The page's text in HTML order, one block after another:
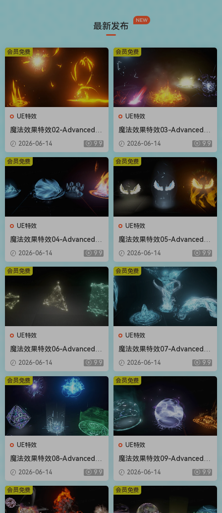
最新发布
NEW
UE特效
魔法效果特效02-Advanced M
agic FX 02
2026-06-14 9.9
会员免费
UE特效
魔法效果特效03-Advanced M
agic FX 03
2026-06-14 9.9
会员免费
UE特效
魔法效果特效04-Advanced M
agic FX 04
2026-06-14 9.9
会员免费
UE特效
魔法效果特效05-Advanced M
agic FX 05
2026-06-14 9.9
会员免费
UE特效
魔法效果特效06-Advanced M
agic FX 06
2026-06-14 9.9
会员免费
UE特效
魔法效果特效07-Advanced M
agic FX 07
2026-06-14 9.9
会员免费
UE特效
魔法效果特效08-Advanced M
agic FX 08
2026-06-14 9.9
会员免费
UE特效
魔法效果特效09-Advanced M
agic FX 09
2026-06-14 9.9
会员免费
会员免费 会员免费